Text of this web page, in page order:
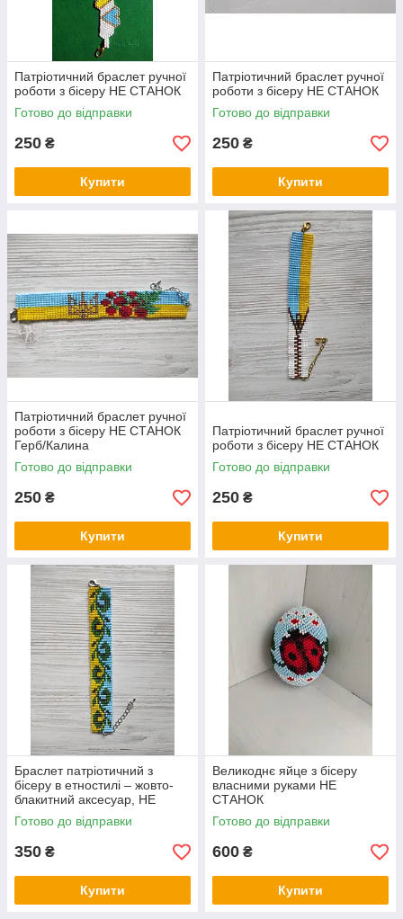
Патріотичний браслет ручної
роботи з бісеру НЕ СТАНОК
Готово до відправки
250 ₴
Купити
Патріотичний браслет ручної
роботи з бісеру НЕ СТАНОК
Готово до відправки
250 ₴
Купити
Патріотичний браслет ручної
роботи з бісеру НЕ СТАНОК
Герб/Калина
Готово до відправки
250 ₴
Купити
Патріотичний браслет ручної
роботи з бісеру НЕ СТАНОК
Готово до відправки
250 ₴
Купити
Браслет патріотичний з
бісеру в етностилі – жовто-
блакитний аксесуар, НЕ
СТАНОК
Готово до відправки
350 ₴
Купити
Великоднє яйце з бісеру
власними руками НЕ
СТАНОК
Готово до відправки
600 ₴
Купити